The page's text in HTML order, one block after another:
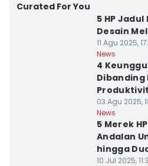
Curated For You
5 HP
Desain
11 Agu 2025,
News
4
Dibanding
03 Agu 2025,
News
5 Merek
Andalan
hingga
10 Jul 2025,